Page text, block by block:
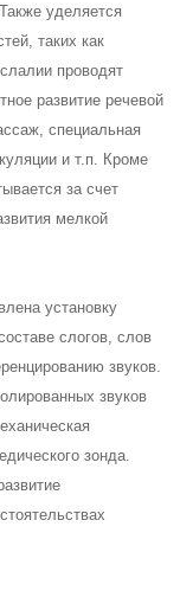
уделяется
таких как
проводят
развитие речевой
специальная
и т.п. Кроме
за счет
мелкой
установку
слогов, слов
звуков.
звуков
зонда.